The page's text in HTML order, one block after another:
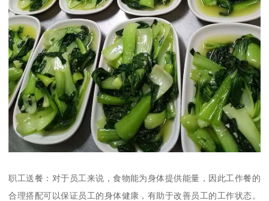
职工送餐：对于员工来说，食物能为身体提供能量，因此工作餐的
合理搭配可以保证员工的身体健康，有助于改善员工的工作状态。